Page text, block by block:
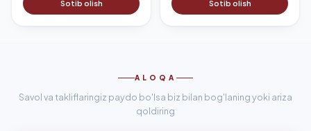
yarimtirkamalar, avtobuslar,
Sotib olish
yarimtirkamalar, avtobuslar,
Sotib olish
ALOQA
Savol va takliflaringiz paydo bo'lsa biz bilan bog'laning yoki ariza
qoldiring